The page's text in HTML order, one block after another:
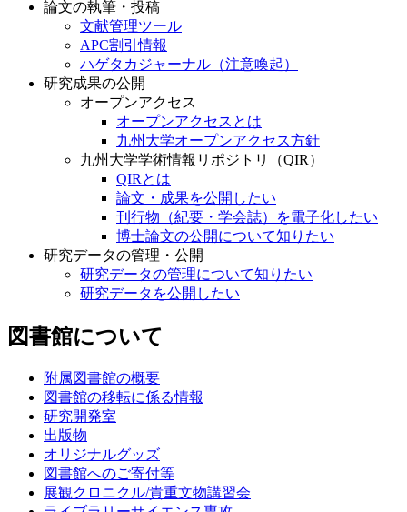
論文の執筆・投稿
文献管理ツール
APC割引情報
ハゲタカジャーナル（注意喚起）
研究成果の公開
オープンアクセス
オープンアクセスとは
九州大学オープンアクセス方針
九州大学学術情報リポジトリ（QIR）
QIRとは
論文・成果を公開したい
刊行物（紀要・学会誌）を電子化したい
博士論文の公開について知りたい
研究データの管理・公開
研究データの管理について知りたい
研究データを公開したい
図書館について
附属図書館の概要
図書館の移転に係る情報
研究開発室
出版物
オリジナルグッズ
図書館へのご寄付等
展観クロニクル/貴重文物講習会